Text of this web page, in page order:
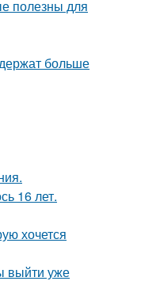
полезны для
больше
16 лет.
хочется
выйти уже